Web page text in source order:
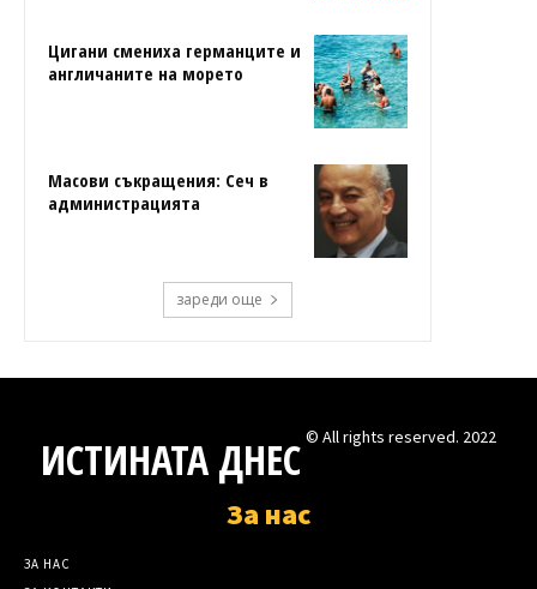
Цигани смениха германците и
англичаните на морето
Масови съкращения: Сеч в
администрацията
зареди още
ИСТИНАТА ДНЕС © All rights reserved. 2022
За нас
ЗА НАС